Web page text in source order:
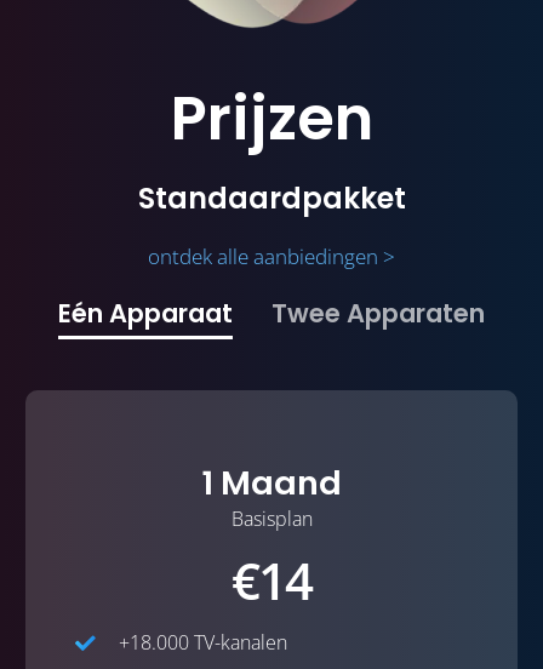
Prijzen
Standaardpakket
ontdek alle aanbiedingen >
Eén Apparaat Twee Apparaten
1 Maand
Basisplan
€14
+18.000 TV-kanalen